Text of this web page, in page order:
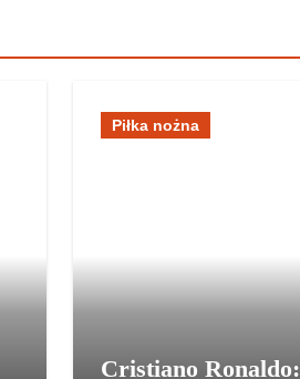
Piłka nożna
Cristiano Ronaldo: